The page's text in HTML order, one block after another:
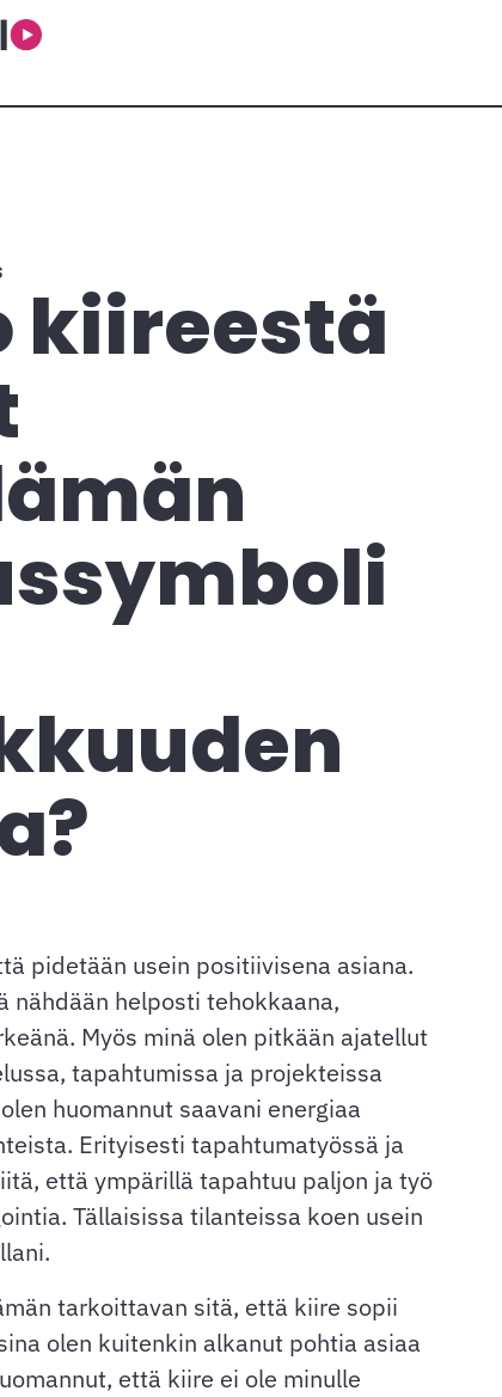
kiireestä
pidetään usein positiivisena asiana.
nähdään helposti tehokkaana,
Myös minä olen pitkään ajatellut
tapahtumissa ja projekteissa
huomannut saavani energiaa
Erityisesti tapahtumatyössä ja
että ympärillä tapahtuu paljon ja työ
Tällaisissa tilanteissa koen usein
tarkoittavan sitä, että kiire sopii
olen kuitenkin alkanut pohtia asiaa
että kiire ei ole minulle